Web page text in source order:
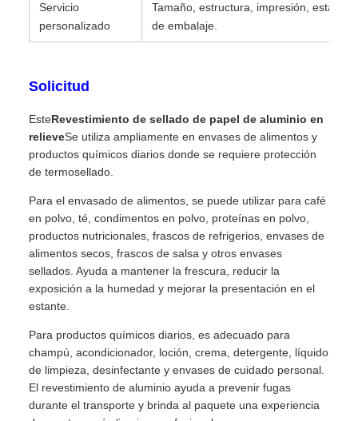
Servicio
personalizado
Tamaño, estructura, impresión,
de embalaje.
Solicitud
EsteRevestimiento de sellado de papel de aluminio en
relieveSe utiliza ampliamente en envases de alimentos y
productos químicos diarios donde se requiere protección
de termosellado.
Para el envasado de alimentos, se puede utilizar para café
en polvo, té, condimentos en polvo, proteínas en polvo,
productos nutricionales, frascos de refrigerios, envases de
alimentos secos, frascos de salsa y otros envases
sellados. Ayuda a mantener la frescura, reducir la
exposición a la humedad y mejorar la presentación en el
estante.
Para productos químicos diarios, es adecuado para
champú, acondicionador, loción, crema, detergente, líquido
de limpieza, desinfectante y envases de cuidado personal.
El revestimiento de aluminio ayuda a prevenir fugas
durante el transporte y brinda al paquete una experiencia